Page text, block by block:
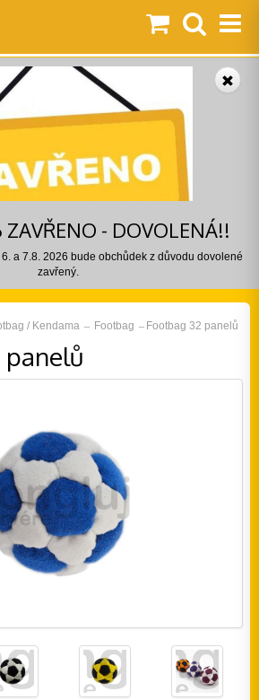
ZAVŘENO - DOVOLENÁ!!
a 7.8. 2026 bude obchůdek z důvodu dovolené
zavřený.
/ Kendama Footbag Footbag 32 panelů
panelů